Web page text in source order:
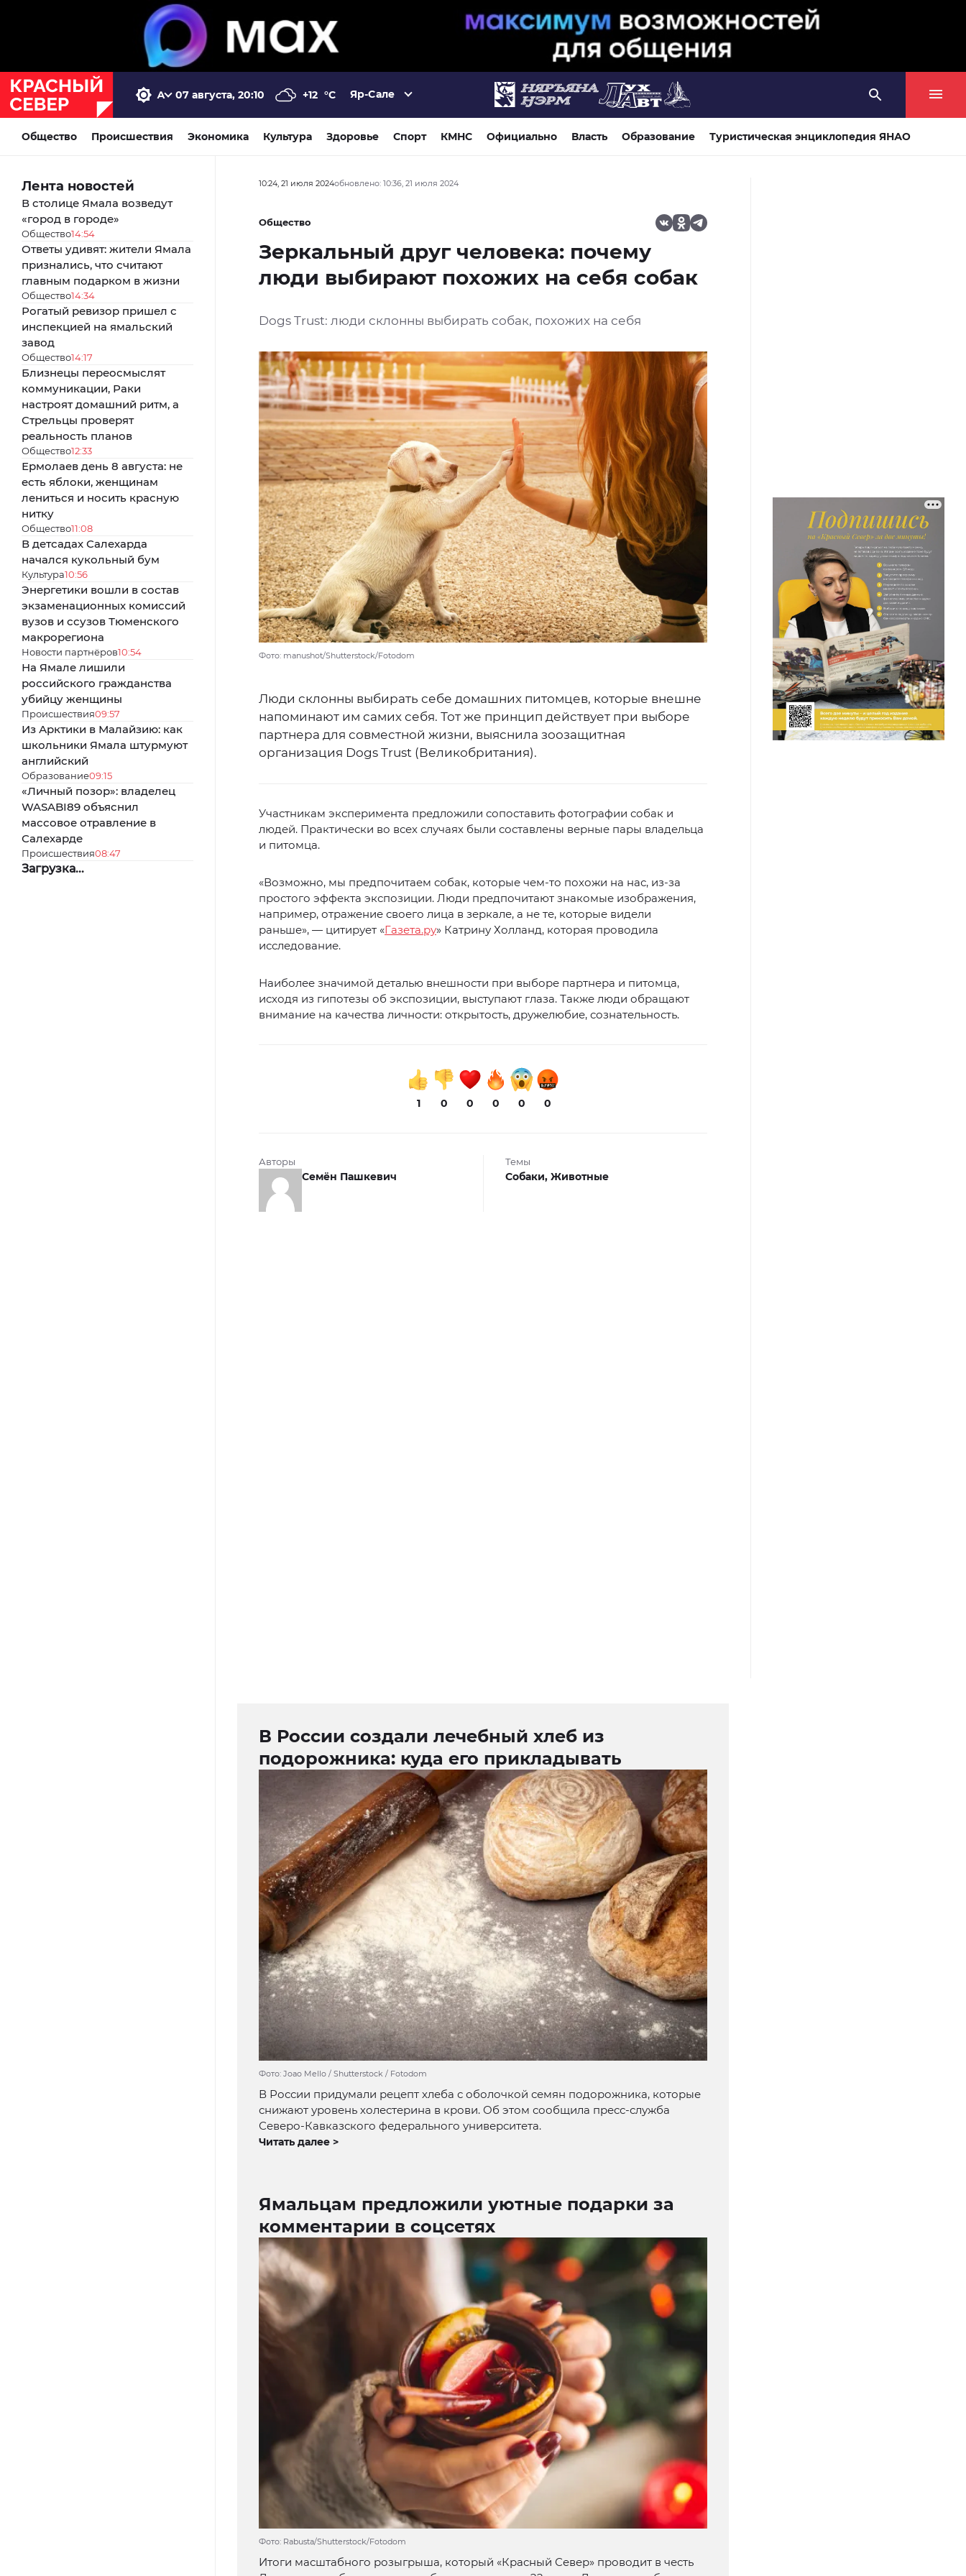
07 августа, 20:10 +12 °C Яр-Сале
Общество Происшествия Экономика Культура Здоровье Спорт КМНС Официально Власть Образование Туристическая энциклопедия ЯНАО
Лента новостей
В столице Ямала возведут
«город в городе»
Общество14:54
Ответы удивят: жители Ямала
признались, что считают
главным подарком в жизни
Общество14:34
Рогатый ревизор пришел с
инспекцией на ямальский
завод
Общество14:17
Близнецы переосмыслят
коммуникации, Раки
настроят домашний ритм, а
Стрельцы проверят
реальность планов
Общество12:33
Ермолаев день 8 августа: не
есть яблоки, женщинам
лениться и носить красную
нитку
Общество11:08
В детсадах Салехарда
начался кукольный бум
Культура10:56
Энергетики вошли в состав
экзаменационных комиссий
вузов и ссузов Тюменского
макрорегиона
Новости партнёров10:54
На Ямале лишили
российского гражданства
убийцу женщины
Происшествия09:57
Из Арктики в Малайзию: как
школьники Ямала штурмуют
английский
Образование09:15
«Личный позор»: владелец
WASABI89 объяснил
массовое отравление в
Салехарде
Происшествия08:47
Загрузка...
10:24, 21 июля 2024обновлено: 10:36, 21 июля 2024
Общество
Зеркальный друг человека: почему
люди выбирают похожих на себя собак
Dogs Trust: люди склонны выбирать собак, похожих на себя
Фото: manushot/Shutterstock/Fotodom
Люди склонны выбирать себе домашних питомцев, которые внешне
напоминают им самих себя. Тот же принцип действует при выборе
партнера для совместной жизни, выяснила зоозащитная
организация Dogs Trust (Великобритания).
Участникам эксперимента предложили сопоставить фотографии собак и
людей. Практически во всех случаях были составлены верные пары владельца
и питомца.
«Возможно, мы предпочитаем собак, которые чем-то похожи на нас, из-за
простого эффекта экспозиции. Люди предпочитают знакомые изображения,
например, отражение своего лица в зеркале, а не те, которые видели
раньше», — цитирует «Газета.ру» Катрину Холланд, которая проводила
исследование.
Наиболее значимой деталью внешности при выборе партнера и питомца,
исходя из гипотезы об экспозиции, выступают глаза. Также люди обращают
внимание на качества личности: открытость, дружелюбие, сознательность.
1 0 0 0 0 0
Авторы
Семён Пашкевич
Темы
Собаки, Животные
В России создали лечебный хлеб из
подорожника: куда его прикладывать
Фото: Joao Mello / Shutterstock / Fotodom
В России придумали рецепт хлеба с оболочкой семян подорожника, которые
снижают уровень холестерина в крови. Об этом сообщила пресс-служба
Северо-Кавказского федерального университета.
Читать далее >
Ямальцам предложили уютные подарки за
комментарии в соцсетях
Фото: Rabusta/Shutterstock/Fotodom
Итоги масштабного розыгрыша, который «Красный Север» проводит в честь